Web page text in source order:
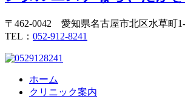
〒462-0042 愛知県名古屋市北区水草町
TEL： 052-912-8241
ホーム
クリニック案内